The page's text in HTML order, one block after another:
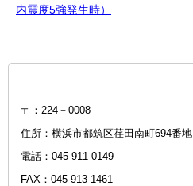
内震度5強発生時）
〒：224－0008
住所：横浜市都筑区荏田南町694番地
電話：045-911-0149
FAX：045-913-1461